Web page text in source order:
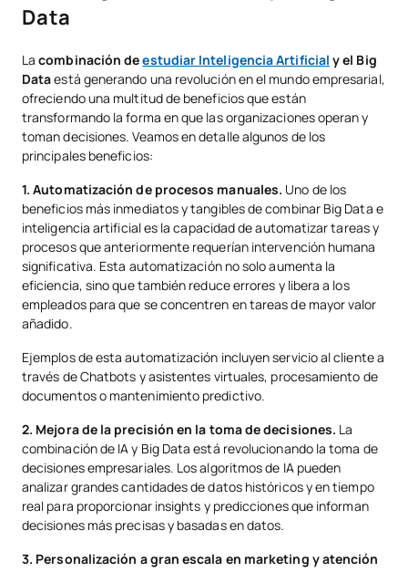
Data
Lacombinación deestudiar Inteligencia Artificial y el Big
Dataestá generando una revolución en el mundo empresarial,
ofreciendo una multitud de beneficios que están
transformando la forma en que las organizaciones operan y
toman decisiones. Veamos en detalle algunos de los
principales beneficios:
1. Automatización de procesos manuales. Uno de los
beneficios más inmediatos y tangibles de combinar Big Data e
inteligencia artificial es la capacidad de automatizar tareas y
procesos que anteriormente requerían intervención humana
significativa. Esta automatización no solo aumenta la
eficiencia, sino que también reduce errores y libera a los
empleados para que se concentren en tareas de mayor valor
añadido.
Ejemplos de esta automatización incluyen servicio al cliente a
través de Chatbots y asistentes virtuales, procesamiento de
documentos o mantenimiento predictivo.
2. Mejora de la precisión en la toma de decisiones. La
combinación de IA y Big Data está revolucionando la toma de
decisiones empresariales. Los algoritmos de IA pueden
analizar grandes cantidades de datos históricos y en tiempo
real para proporcionar insights y predicciones que informan
decisiones más precisas y basadas en datos.
3. Personalización a gran escala en marketing y atención